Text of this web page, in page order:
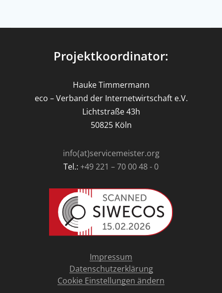
Projektkoordinator:
Hauke Timmermann
eco – Verband der Internetwirtschaft e.V.
Lichtstraße 43h
50825 Köln
info(at)servicemeister.org
Tel.: +49 221 – 70 00 48 - 0
Impressum
Datenschutzerklärung
Cookie Einstellungen ändern